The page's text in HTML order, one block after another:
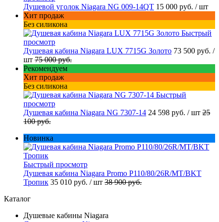
Душевой уголок Niagara NG 009-14QT 15 000 руб. / шт
Хит продаж
Без силикона
Быстрый
просмотр
Душевая кабина Niagara LUX 7715G Золото 73 500 руб. /
шт 75 000 руб.
Рекомендуем
Хит продаж
Без силикона
Быстрый
просмотр
Душевая кабина Niagara NG 7307-14 24 598 руб. / шт 25
100 руб.
Новинка
Быстрый просмотр
Душевая кабина Niagara Promo P110/80/26R/MT/BKT
Тропик 35 010 руб. / шт 38 900 руб.
Каталог
Душевые кабины Niagara